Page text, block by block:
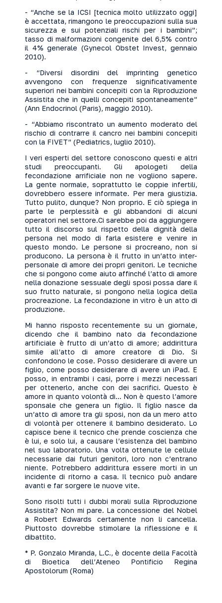
- “Anche se la ICSI [tecnica molto utilizzato oggi]
è accettata, rimangono le preoccupazioni sulla sua
sicurezza e sui potenziali rischi per i bambini”;
tasso di malformazioni congenite del 6,5% contro
il 4% generale (Gynecol Obstet Invest, gennaio
2010).
- “Diversi disordini del imprinting genetico
avvengono con frequenze significativamente
superiori nei bambini concepiti con la Riproduzione
Assistita che in quelli concepiti spontaneamente”
(Ann Endocrinol (Paris), maggio 2010).
- “Abbiamo riscontrato un aumento moderato del
rischio di contrarre il cancro nei bambini concepiti
con la FIVET” (Pediatrics, luglio 2010).
I veri esperti del settore conoscono questi e altri
studi preoccupanti. Gli apologeti della
fecondazione arrificiale non ne vogliono sapere.
La gente normale, soprattutto le coppie infertili,
dovrebbero essere informate. Per mera giustizia.
Tutto pulito, dunque? Non proprio. E ciò spiega in
parte le perplessità e gli abbandoni di alcuni
operatori nel settore.Ci sarebbe poi da aggiungere
tutto il discorso sul rispetto della dignità della
persona nel modo di farla esistere e venire in
questo mondo. Le persone si procreano, non si
producono. La persona è il frutto in un’atto inter-
personale di amore dei propri genitori. Le tecniche
che si pongono come aiuto affinché l’atto di amore
nella donazione sessuale degli sposi possa dare il
suo frutto naturale, si pongono nella logica della
procreazione. La fecondazione in vitro è un atto di
produzione.
Mi hanno risposto recentemente su un giornale,
dicendo che il bambino nato da fecondazione
artificiale è frutto di un’atto di amore; addirittura
simile all’atto di amore creatore di Dio. Si
confondono le cose. Posso desiderare di avere un
figlio, come posso desiderare di avere un iPad. E
posso, in entrambi i casi, porre i mezzi necessari
per ottenerlo, anche con dei sacrifici. Questo è
amore in quanto volontà di... Non è questo l’amore
sponsale che genera un figlio. Il figlio nasce da
un’atto di amore tra gli sposi, non da un mero atto
di volontà per ottenere il bambino desiderato. Lo
capisce bene il tecnico che prende coscienza che
è lui, e solo lui, a causare l’esistenza del bambino
nel suo laboratorio. Una volta ottenute le cellule
necessarie dai futuri genitori, loro non c’entrano
niente. Potrebbero addirittura essere morti in un
incidente di ritorno a casa. Il tecnico può andare
avanti e far sorgere le nuove vite.
Sono risolti tutti i dubbi morali sulla Riproduzione
Assistita? Non mi pare. La concessione del Nobel
a Robert Edwards certamente non li cancella.
Piuttosto dovrebbe stimolare la riflessione e il
dibattito.
* P. Gonzalo Miranda, L.C., è docente della Facoltà
di Bioetica dell’Ateneo Pontificio Regina
Apostolorum (Roma)